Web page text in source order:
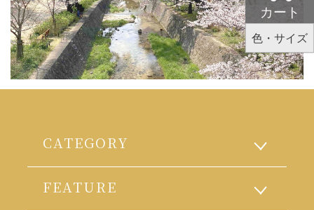
カート
色・サイズ
CATEGORY
FEATURE